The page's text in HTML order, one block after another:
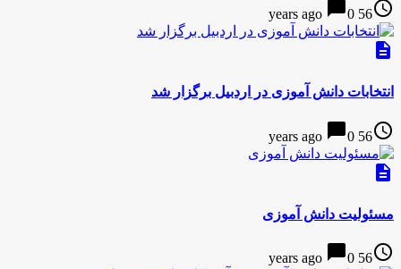
access_time
56 years ago
chat_bubble0
description
انتخابات دانش آموزی در اردبیل برگزار شد
access_time
56 years ago
chat_bubble0
description
مسئولیت دانش آموزی
access_time
56 years ago
chat_bubble0